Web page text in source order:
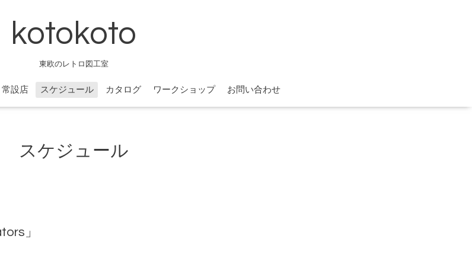
kotokoto
東欧のレトロ図工室
常設店 スケジュール カタログ ワークショップ お問い合わせ
スケジュール
」